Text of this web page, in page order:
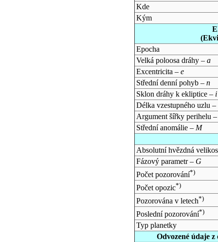
Kde
Kým
Epocha
Velká poloosa dráhy – a
Excentricita – e
Střední denní pohyb – n
Sklon dráhy k ekliptice – i
Délka vzestupného uzlu –
Argument šířky perihelu
Střední anomálie – M
Absolutní hvězdná
Fázový parametr – G
Počet pozorování*)
Počet opozic*)
Pozorována v letech*)
Poslední pozorování*)
Typ planetky
Odvozené údaje